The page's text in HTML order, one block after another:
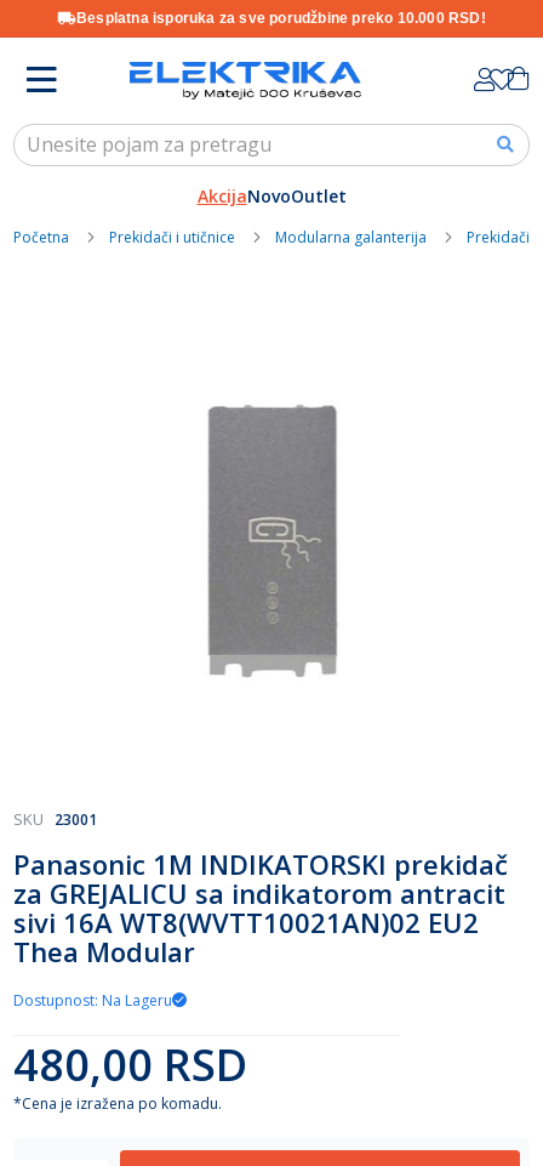
Besplatna isporuka za sve porudžbine preko 10.000 RSD!
Content
AkcijaNovoOutlet
Početna Prekidači i utičnice Modularna galanterija Prekidači
Skip
the
beginning
of
the
images
Panasonic 1M INDIKATORSKI prekidač
za GREJALICU sa indikatorom antracit
sivi 16A WT8(WVTT10021AN)02 EU2
Thea Modular
SKU 23001
Dostupnost: Na Lageru
480,00 RSD
*Cena je izražena po komadu.